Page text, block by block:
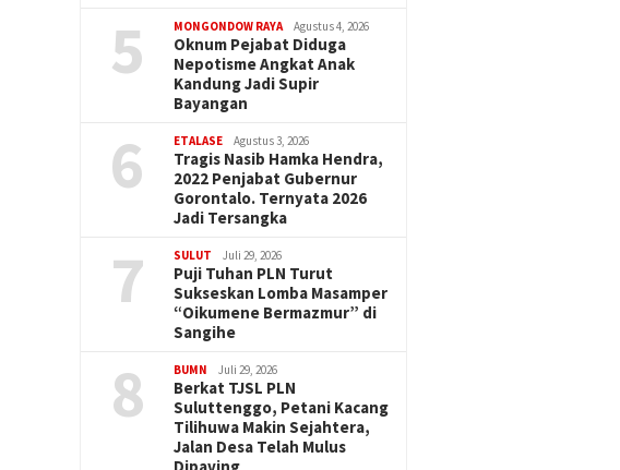
5 MONGONDOW RAYA Agustus 4, 2026
Oknum Pejabat Diduga
Nepotisme Angkat Anak
Kandung Jadi Supir
Bayangan
6 ETALASE Agustus 3, 2026
Tragis Nasib Hamka Hendra,
2022 Penjabat Gubernur
Gorontalo. Ternyata 2026
Jadi Tersangka
7 SULUT Juli 29, 2026
Puji Tuhan PLN Turut
Sukseskan Lomba Masamper
“Oikumene Bermazmur” di
Sangihe
8 BUMN Juli 29, 2026
Berkat TJSL PLN
Suluttenggo, Petani Kacang
Tilihuwa Makin Sejahtera,
Jalan Desa Telah Mulus